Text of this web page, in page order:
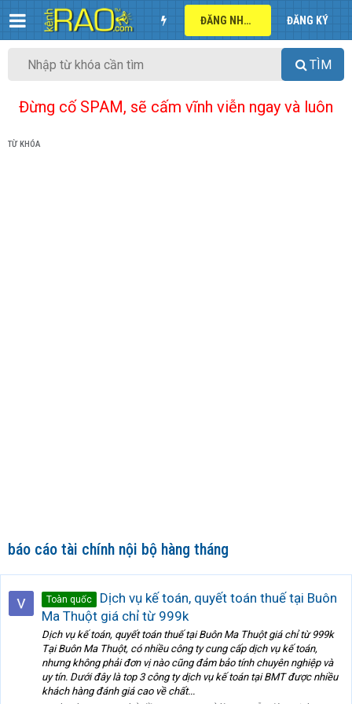
ĐĂNG NHẬP ĐĂNG KÝ
TÌM
Đừng cố SPAM, sẽ cấm vĩnh viễn ngay và luôn
TỪ KHÓA
báo cáo tài chính nội bộ hàng tháng
Toàn quốc
Dịch vụ kế toán, quyết toán thuế tại Buôn
Ma Thuột giá chỉ từ 999k
Dịch vụ kế toán, quyết toán thuế tại Buôn Ma Thuột giá chỉ từ 999k
Tại Buôn Ma Thuột, có nhiều công ty cung cấp dịch vụ kế toán,
nhưng không phải đơn vị nào cũng đảm bảo tính chuyên nghiệp và
uy tín. Dưới đây là top 3 công ty dịch vụ kế toán tại BMT được nhiều
khách hàng đánh giá cao về chất...